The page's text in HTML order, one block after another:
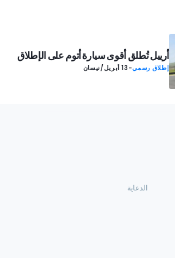
أرييل تُطلق أقوى سيارة أتوم على الإطلاق
إطلاق رسمي- 13 أبريل/نيسان